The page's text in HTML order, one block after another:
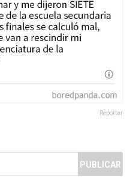
Reportar
PUBLICAR